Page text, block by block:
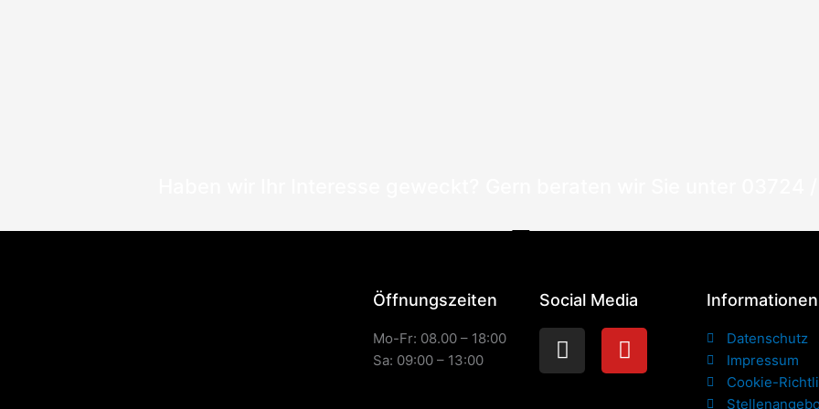
Öffnungszeiten
Mo-Fr: 08.00 – 18:00
Sa: 09:00 – 13:00
Social Media
InstagramYoutube
Informationen
Datenschutz
Impressum
Cookie-